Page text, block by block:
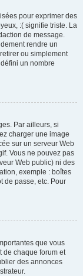
pour exprimer des
:( signifie triste. La
de message.
rendre un
ou simplement
un nombre
Par ailleurs, si
charger une image
sur un serveur Web
Vous ne pouvez pas
Web public) ni des
exemple : boîtes
de passe, etc. Pour
que vous
de chaque forum et
des annonces